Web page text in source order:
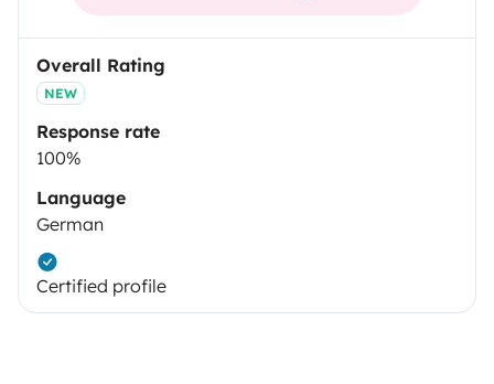
Overall Rating
NEW
Response rate
100%
Language
German
Certified profile